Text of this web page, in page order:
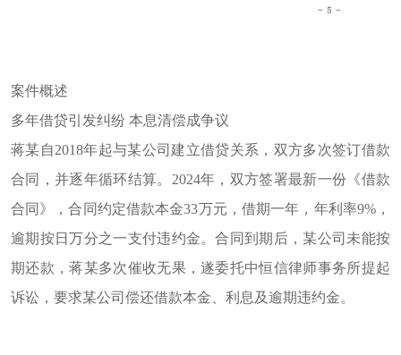
案件概述
多年借贷引发纠纷 本息清偿成争议
蒋某自2018年起与某公司建立借贷关系，双方多次签订借款
合同，并逐年循环结算。 2024年，双方签署最新一份《借款
合同》，合同约定借款本金33万元，借期一年，年利率9%，
逾期按日万分之一支付违约金。合同到期后， 某公司未能按
期还款，蒋某多次催收无果，遂委托中恒信律师事务所提起
诉讼，要求某公司偿还借款本金、利息及逾期违约金。